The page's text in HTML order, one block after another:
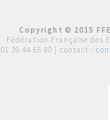
Copyright © 2015
Fédération Française des
01 39 44 65 80 | contact :